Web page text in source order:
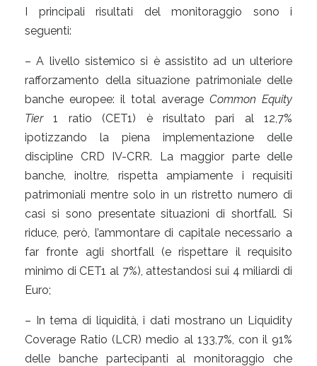
I principali risultati del monitoraggio sono i
seguenti:
– A livello sistemico si è assistito ad un ulteriore
rafforzamento della situazione patrimoniale delle
banche europee: il total average Common Equity
Tier1 ratio (CET1) è risultato pari al 12,7%
ipotizzando la piena implementazione delle
discipline CRD IV-CRR. La maggior parte delle
banche, inoltre, rispetta ampiamente i requisiti
patrimoniali mentre solo in un ristretto numero di
casi si sono presentate situazioni di shortfall. Si
riduce, però, l’ammontare di capitale necessario a
far fronte agli shortfall (e rispettare il requisito
minimo di CET1 al 7%), attestandosi sui 4 miliardi di
Euro;
– In tema di liquidità, i dati mostrano un Liquidity
Coverage Ratio (LCR) medio al 133,7%, con il 91%
delle banche partecipanti al monitoraggio che